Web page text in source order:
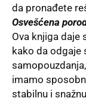
da pronađete
Osvešćena
Ova knjiga daje
kako da odgaje
imamo
stabilnu i